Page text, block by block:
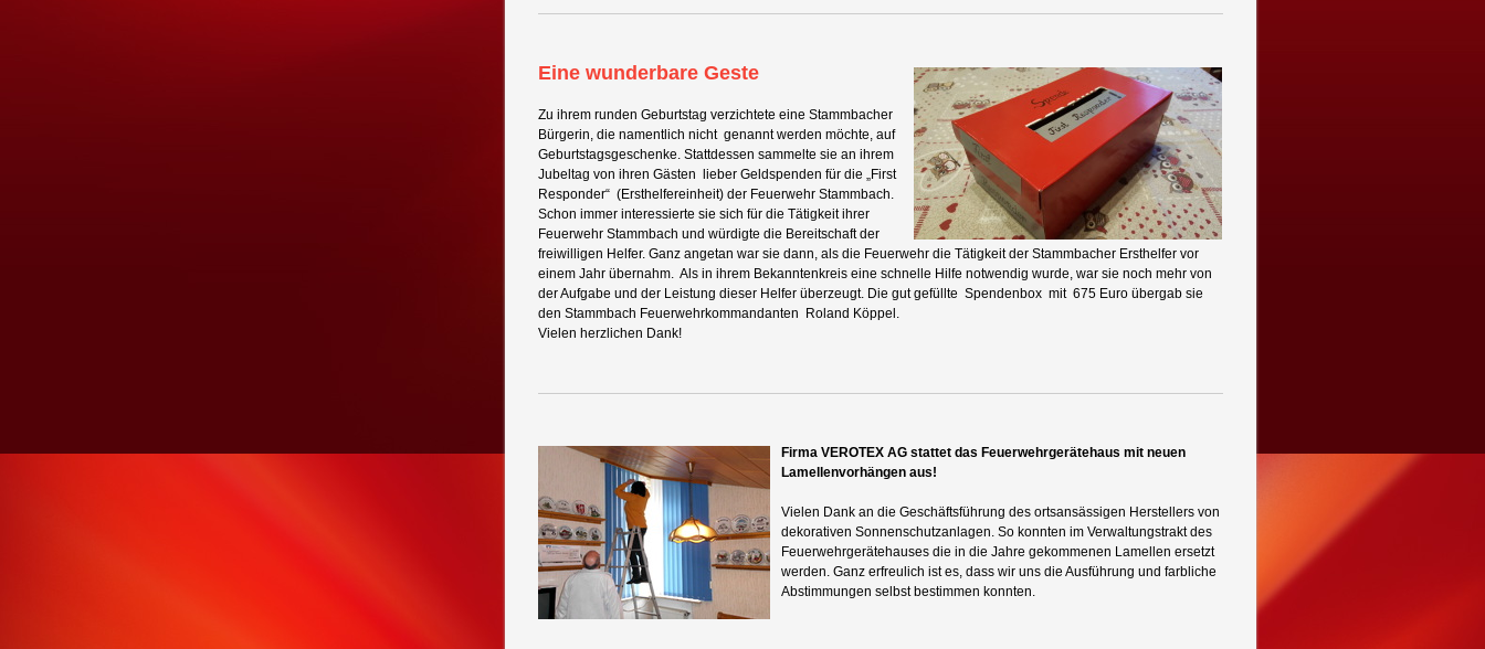
Eine wunderbare Geste
Zu ihrem runden Geburtstag verzichtete eine Stammbacher
Bürgerin, die namentlich nicht genannt werden möchte, auf
Geburtstagsgeschenke. Stattdessen sammelte sie an ihrem
Jubeltag von ihren Gästen lieber Geldspenden für die „First
Responder“ (Ersthelfereinheit) der Feuerwehr Stammbach.
Schon immer interessierte sie sich für die Tätigkeit ihrer
Feuerwehr Stammbach und würdigte die Bereitschaft der
freiwilligen Helfer. Ganz angetan war sie dann, als die Feuerwehr die Tätigkeit der Stammbacher Ersthelfer vor
einem Jahr übernahm. Als in ihrem Bekanntenkreis eine schnelle Hilfe notwendig wurde, war sie noch mehr von
der Aufgabe und der Leistung dieser Helfer überzeugt. Die gut gefüllte Spendenbox mit 675 Euro übergab sie
den Stammbach Feuerwehrkommandanten Roland Köppel.
Vielen herzlichen Dank!
Firma VEROTEX AG stattet das Feuerwehrgerätehaus mit neuen
Lamellenvorhängen aus!
Vielen Dank an die Geschäftsführung des ortsansässigen Herstellers von
dekorativen Sonnenschutzanlagen. So konnten im Verwaltungstrakt des
Feuerwehrgerätehauses die in die Jahre gekommenen Lamellen ersetzt
werden. Ganz erfreulich ist es, dass wir uns die Ausführung und farbliche
Abstimmungen selbst bestimmen konnten.